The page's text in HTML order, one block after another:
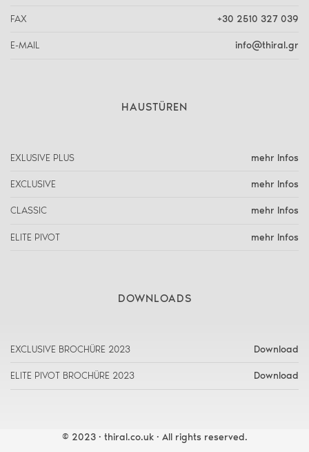
FAX +30 2510 327 039
E-MAIL info@thiral.gr
HAUSTÜREN
EXLUSIVE PLUS mehr Infos
EXCLUSIVE mehr Infos
CLASSIC mehr Infos
ELITE PIVOT mehr Infos
DOWNLOADS
EXCLUSIVE BROCHÜRE 2023 Download
ELITE PIVOT BROCHÜRE 2023 Download
© 2023 · thiral.co.uk · All rights reserved.